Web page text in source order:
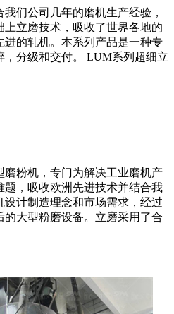
们公司几年的磨机生产经验，
上立磨技术，吸收了世界各地的
进的轧机。本系列产品是一种专
，分级和交付。 LUM系列超细立
磨粉机，专门为解决工业磨机产
题，吸收欧洲先进技术并结合我
设计制造理念和市场需求，经过
的大型粉磨设备。立磨采用了合